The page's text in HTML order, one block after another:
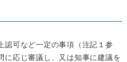
可など一定の事項（注記１参
に応じ審議し、又は知事に建議を